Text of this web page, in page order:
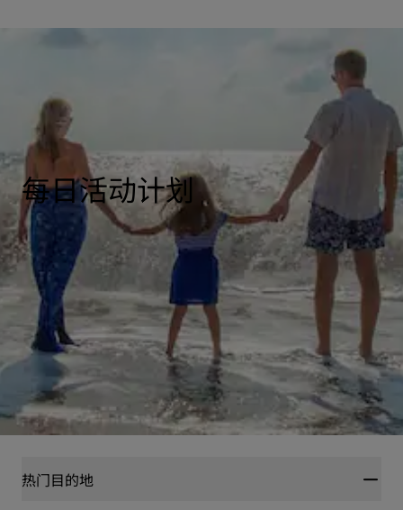
每日活动计划
热门目的地